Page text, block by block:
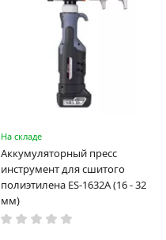
На складе
Аккумуляторный пресс
инструмент для сшитого
полиэтилена ES-1632A (16 - 32
мм)